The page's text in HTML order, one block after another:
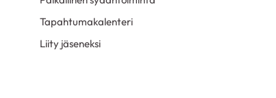
Tapahtumakalenteri
Liity jäseneksi